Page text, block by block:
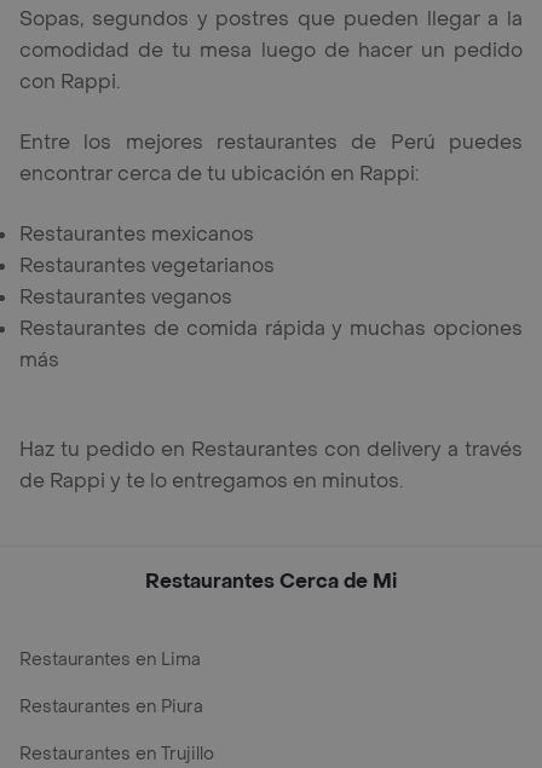
Sopas, segundos y postres que pueden llegar a la
comodidad de tu mesa luego de hacer un pedido
con Rappi.
Entre los mejores restaurantes de Perú puedes
encontrar cerca de tu ubicación en Rappi:
Restaurantes mexicanos
Restaurantes vegetarianos
Restaurantes veganos
Restaurantes de comida rápida y muchas opciones
más
Haz tu pedido en Restaurantes con delivery a través
de Rappi y te lo entregamos en minutos.
Restaurantes Cerca de Mi
Restaurantes en Lima
Restaurantes en Piura
Restaurantes en Trujillo